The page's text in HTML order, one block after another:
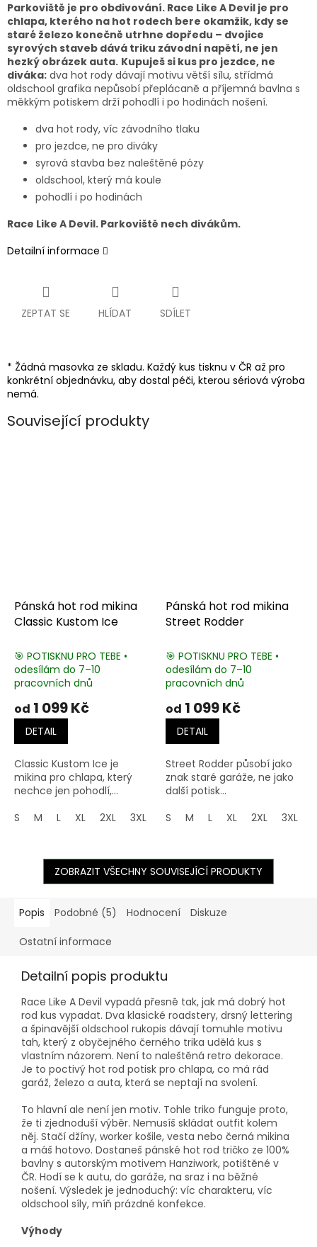
Parkoviště je pro obdivování. Race Like A Devil je pro
chlapa, kterého na hot rodech bere okamžik, kdy se
staré železo konečně utrhne dopředu – dvojice
syrových staveb dává triku závodní napětí, ne jen
hezký obrázek auta. Kupuješ si kus pro jezdce, ne
diváka: dva hot rody dávají motivu větší sílu, střídmá
oldschool grafika nepůsobí přeplácaně a příjemná bavlna s
měkkým potiskem drží pohodlí i po hodinách nošení.
dva hot rody, víc závodního tlaku
pro jezdce, ne pro diváky
syrová stavba bez naleštěné pózy
oldschool, který má koule
pohodlí i po hodinách
Race Like A Devil. Parkoviště nech divákům.
Detailní informace
ZEPTAT SE HLÍDAT SDÍLET
* Žádná masovka ze skladu. Každý kus tisknu v ČR až pro
konkrétní objednávku, aby dostal péči, kterou sériová výroba
nemá.
Související produkty
Pánská hot rod mikina
Classic Kustom Ice
🎯 POTISKNU PRO TEBE •
odesílám do 7–10
pracovních dnů
od 1 099 Kč
DETAIL
Classic Kustom Ice je
mikina pro chlapa, který
nechce jen pohodlí,...
S
M L XL 2XL 3XL 4XL 5XL
Pánská hot rod mikina
Street Rodder
🎯 POTISKNU PRO TEBE •
odesílám do 7–10
pracovních dnů
od 1 099 Kč
DETAIL
Street Rodder působí jako
znak staré garáže, ne jako
další potisk...
S
M L XL 2XL 3XL
ZOBRAZIT VŠECHNY SOUVISEJÍCÍ PRODUKTY
Popis Podobné (5) Hodnocení Diskuze
Ostatní informace
Detailní popis produktu
Race Like A Devil vypadá přesně tak, jak má dobrý hot
rod kus vypadat. Dva klasické roadstery, drsný lettering
a špinavější oldschool rukopis dávají tomuhle motivu
tah, který z obyčejného černého trika udělá kus s
vlastním názorem. Není to naleštěná retro dekorace.
Je to poctivý hot rod potisk pro chlapa, co má rád
garáž, železo a auta, která se neptají na svolení.
To hlavní ale není jen motiv. Tohle triko funguje proto,
že ti zjednoduší výběr. Nemusíš skládat outfit kolem
něj. Stačí džíny, worker košile, vesta nebo černá mikina
a máš hotovo. Dostaneš pánské hot rod tričko ze 100%
bavlny s autorským motivem Hanziwork, potištěné v
ČR. Hodí se k autu, do garáže, na sraz i na běžné
nošení. Výsledek je jednoduchý: víc charakteru, víc
oldschool síly, míň prázdné konfekce.
Výhody